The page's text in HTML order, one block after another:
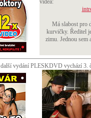
videa:
Má slabost pro
kurvičky. Ředitel
zimu. Jednou sem
další vydání PLESKDVD vychází 3.